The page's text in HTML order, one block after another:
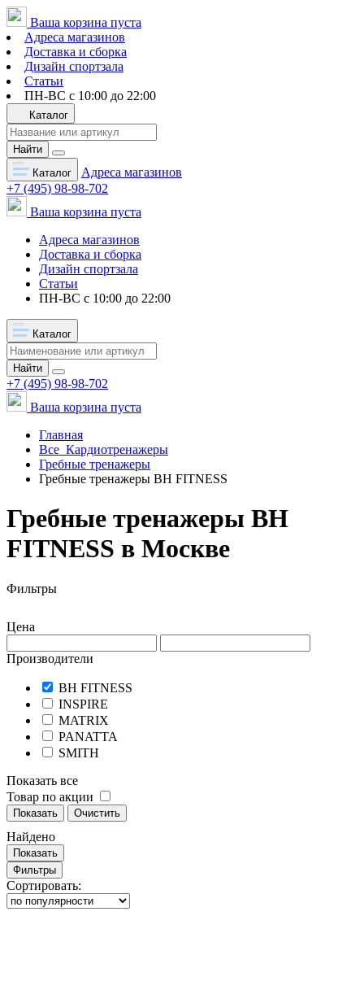
Ваша корзина пуста
Адреса магазинов
Доставка и сборка
Дизайн спортзала
Статьи
ПН-ВС с 10:00 до 22:00
Каталог
Найти
Каталог
Адреса магазинов
+7 (495) 98-98-702
Ваша корзина пуста
Адреса магазинов
Доставка и сборка
Дизайн спортзала
Статьи
ПН-ВС с 10:00 до 22:00
Каталог
Найти
+7 (495) 98-98-702
Ваша корзина пуста
Главная
Все Кардиотренажеры
Гребные тренажеры
Гребные тренажеры BH FITNESS
Гребные тренажеры BH
FITNESS в Москве
Фильтры
Цена
Производители
BH FITNESS
INSPIRE
MATRIX
PANATTA
SMITH
Показать все
Товар по акции
Показать Очистить
Найдено
Показать
Фильтры
Сортировать: